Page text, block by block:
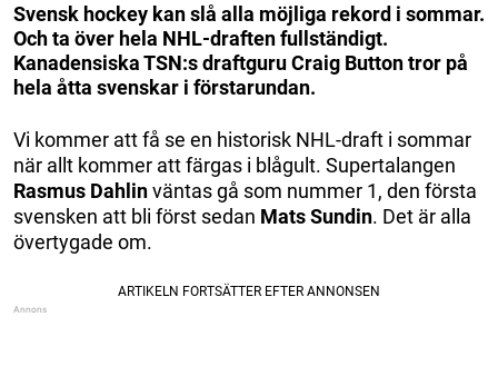
Svensk hockey kan slå alla möjliga rekord i sommar.
Och ta över hela NHL-draften fullständigt.
Kanadensiska TSN:s draftguru Craig Button tror på
hela åtta svenskar i förstarundan.
Vi kommer att få se en historisk NHL-draft i sommar
när allt kommer att färgas i blågult. Supertalangen
Rasmus Dahlinväntas gå som nummer 1, den första
svensken att bli först sedan Mats Sundin. Det är alla
övertygade om.